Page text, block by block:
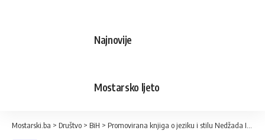
Najnovije
Mostarsko ljeto
Mostarski.ba > Društvo > BiH > Promovirana knjiga o jeziku i stilu Nedžada Ibrišimovića koji je na poseban način pisao o BiH